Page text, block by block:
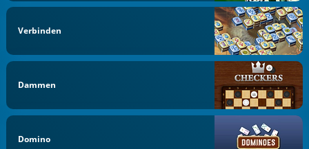
Verbinden
Dammen
Domino